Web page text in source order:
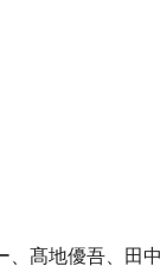
髙地優吾、田